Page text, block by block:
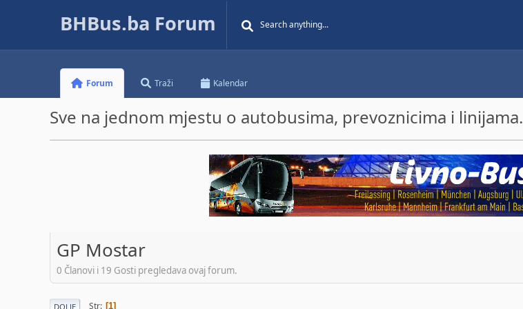
BHBus.ba Forum
Forum Traži Kalendar
Sve na jednom mjestu o autobusima, prevoznicima i linijama.
GP Mostar
0 Članovi i 19 Gosti pregledava ovaj forum.
DOLJE Str 1